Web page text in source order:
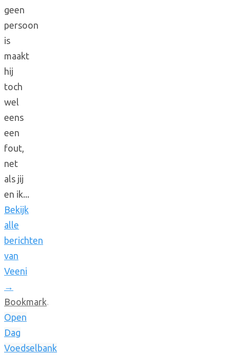
geen
persoon
is
maakt
hij
toch
wel
eens
een
fout,
net
als jij
en ik...
Bekijk
alle
berichten
van
Veeni
→
Bookmark.
Open
Dag
Voedselbank